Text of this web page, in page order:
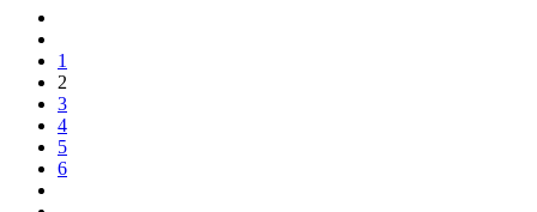
1
2
3
4
5
6